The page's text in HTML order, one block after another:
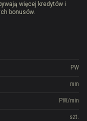
więcej kredytów i
bonusów.
PW
mm
PW/min
szt.